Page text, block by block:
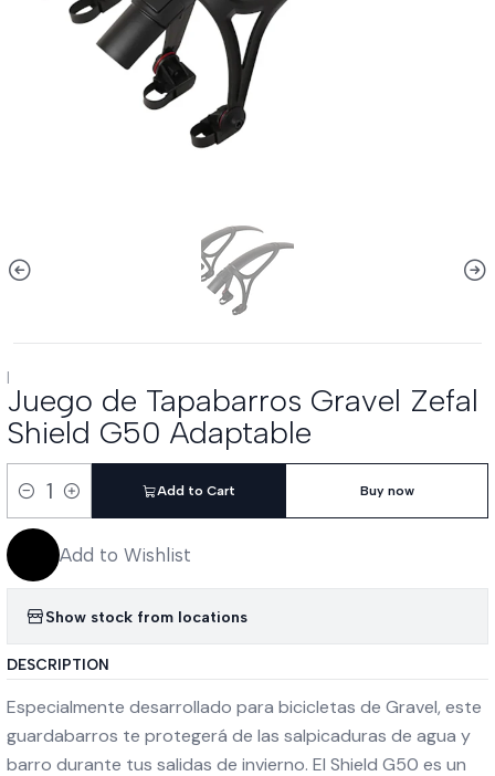
|
Juego de Tapabarros Gravel Zefal
Shield G50 Adaptable
Quantity
Add to Cart Buy now
Add to Wishlist
Show stock from locations
DESCRIPTION
Especialmente desarrollado para bicicletas de Gravel, este
guardabarros te protegerá de las salpicaduras de agua y
barro durante tus salidas de invierno. El Shield G50 es un